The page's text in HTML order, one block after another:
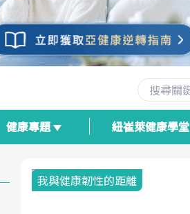
健康專題 紐崔萊健康學堂
我與健康韌性的距離